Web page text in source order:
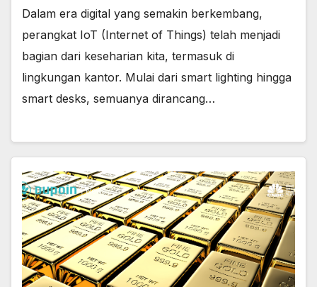
Dalam era digital yang semakin berkembang,
perangkat IoT (Internet of Things) telah menjadi
bagian dari keseharian kita, termasuk di
lingkungan kantor. Mulai dari smart lighting hingga
smart desks, semuanya dirancang…